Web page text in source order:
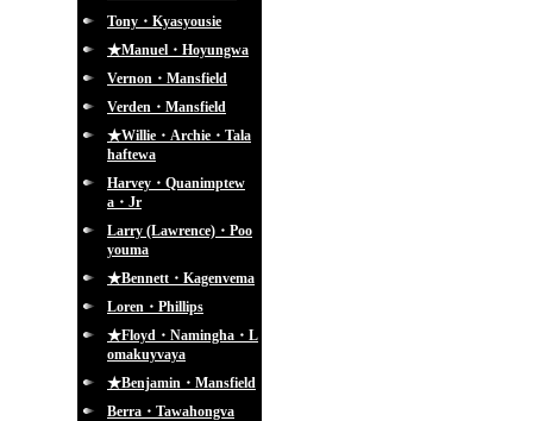
Tony・Kyasyousie
★Manuel・Hoyungwa
Vernon・Mansfield
Verden・Mansfield
★Willie・Archie・Tala
haftewa
Harvey・Quanimptew
a・Jr
Larry (Lawrence)・Poo
youma
★Bennett・Kagenvema
Loren・Phillips
★Floyd・Namingha・L
omakuyvaya
★Benjamin・Mansfield
Berra・Tawahongva